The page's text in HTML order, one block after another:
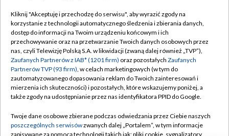
TVP
Abonament TVP
Emisja w TVP
Centrum informacji TVP
Naziemna Telewizja Cyfrowa
Rada Programowa
Regulamin TVP
Polityka prywatności
Moje zgody
Pomoc
Kontakt
Kliknij "Akceptuję i przechodzę do serwisu", aby wyrazić zgody na
korzystanie z technologii automatycznego śledzenia i zbierania danych,
dostęp do informacji na Twoim urządzeniu końcowym i ich
przechowywanie oraz na przetwarzanie Twoich danych osobowych przez
nas, czyli Telewizję Polską S.A. w likwidacji (zwaną dalej również „TVP”),
Zaufanych Partnerów z IAB* (1201 firm) oraz pozostałych Zaufanych
Partnerów TVP (93 firm), w celach marketingowych (w tym do
zautomatyzowanego dopasowania reklam do Twoich zainteresowań i
mierzenia ich skuteczności) i pozostałych, które wskazujemy poniżej, a
także zgody na udostępnianie przez nas identyfikatora PPID do Google.
Twoje dane osobowe zbierane podczas odwiedzania przez Ciebie naszych
poszczególnych serwisówzwanych dalej „Portalem”, w tym informacje
zapisywane za pomocą technologii takich jak: pliki cookie, sygnalizatory